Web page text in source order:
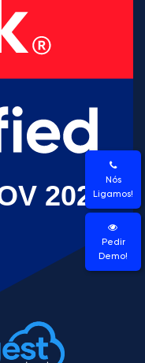
Nós
Ligamos!
Pedir
Demo!